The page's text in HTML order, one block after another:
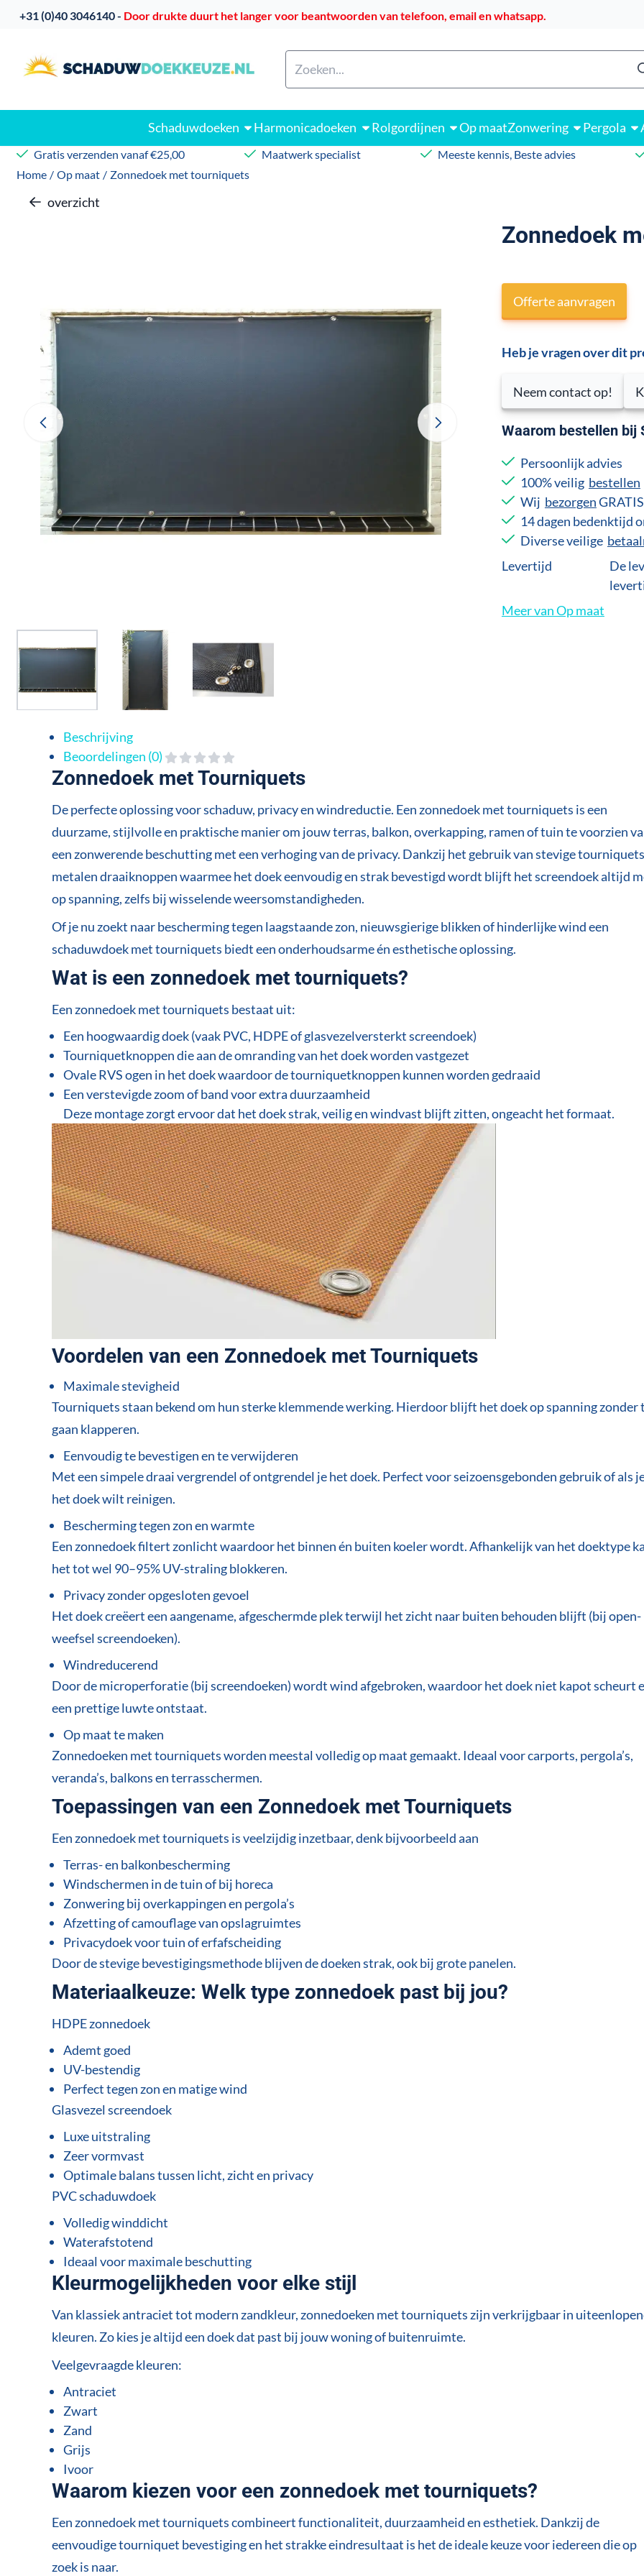
Cookievoorkeuren zijn beschikbaar. Kies instellingen of sta alle cookies toe.
​+31 (0)40 3046140 - Door drukte duurt het langer voor beantwoorden van telefoon, email en whatsapp.
Schaduwdoeken Harmonicadoeken Rolgordijnen Op maatZonwering Pergola
Gratis verzenden vanaf €25,00 Maatwerk specialist
Meeste kennis, Beste advies
Home / Op maat / Zonnedoek met tourniquets
overzicht
Zonnedoek
Offerte aanvragen
Heb je vragen over dit
Neem contact op!
Waarom bestellen bij
Persoonlijk advies
100% veilig bestellen
Wij bezorgen
14 dagen bedenktijd
Diverse veilige
Levertijd
De
Meer van Op maat
Beschrijving
Beoordelingen (0)
Zonnedoek met Tourniquets
De perfecte oplossing voor schaduw, privacy en windreductie. Een zonnedoek met tourniquets is een
duurzame, stijlvolle en praktische manier om jouw terras, balkon, overkapping, ramen of tuin te voorzien
een zonwerende beschutting met een verhoging van de privacy. Dankzij het gebruik van stevige
metalen draaiknoppen waarmee het doek eenvoudig en strak bevestigd wordt blijft het screendoek altijd
op spanning, zelfs bij wisselende weersomstandigheden.
Of je nu zoekt naar bescherming tegen laagstaande zon, nieuwsgierige blikken of hinderlijke wind een
schaduwdoek met tourniquets biedt een onderhoudsarme én esthetische oplossing.
Wat is een zonnedoek met tourniquets?
Een zonnedoek met tourniquets bestaat uit:
Een hoogwaardig doek (vaak PVC, HDPE of glasvezelversterkt screendoek)
Tourniquetknoppen die aan de omranding van het doek worden vastgezet
Ovale RVS ogen in het doek waardoor de tourniquetknoppen kunnen worden gedraaid
Een verstevigde zoom of band voor extra duurzaamheid
Deze montage zorgt ervoor dat het doek strak, veilig en windvast blijft zitten, ongeacht het formaat.
Voordelen van een Zonnedoek met Tourniquets
Maximale stevigheid
Tourniquets staan bekend om hun sterke klemmende werking. Hierdoor blijft het doek op spanning zonder
gaan klapperen.
Eenvoudig te bevestigen en te verwijderen
Met een simpele draai vergrendel of ontgrendel je het doek. Perfect voor seizoensgebonden gebruik of als
het doek wilt reinigen.
Bescherming tegen zon en warmte
Een zonnedoek filtert zonlicht waardoor het binnen én buiten koeler wordt. Afhankelijk van het doektype
het tot wel 90–95% UV-straling blokkeren.
Privacy zonder opgesloten gevoel
Het doek creëert een aangename, afgeschermde plek terwijl het zicht naar buiten behouden blijft (bij open-
weefsel screendoeken).
Windreducerend
Door de microperforatie (bij screendoeken) wordt wind afgebroken, waardoor het doek niet kapot scheurt
een prettige luwte ontstaat.
Op maat te maken
Zonnedoeken met tourniquets worden meestal volledig op maat gemaakt. Ideaal voor carports, pergola’s,
veranda’s, balkons en terrasschermen.
Toepassingen van een Zonnedoek met Tourniquets
Een zonnedoek met tourniquets is veelzijdig inzetbaar, denk bijvoorbeeld aan
Terras- en balkonbescherming
Windschermen in de tuin of bij horeca
Zonwering bij overkappingen en pergola’s
Afzetting of camouflage van opslagruimtes
Privacydoek voor tuin of erfafscheiding
Door de stevige bevestigingsmethode blijven de doeken strak, ook bij grote panelen.
Materiaalkeuze: Welk type zonnedoek past bij jou?
HDPE zonnedoek
Ademt goed
UV-bestendig
Perfect tegen zon en matige wind
Glasvezel screendoek
Luxe uitstraling
Zeer vormvast
Optimale balans tussen licht, zicht en privacy
PVC schaduwdoek
Volledig winddicht
Waterafstotend
Ideaal voor maximale beschutting
Kleurmogelijkheden voor elke stijl
Van klassiek antraciet tot modern zandkleur, zonnedoeken met tourniquets zijn verkrijgbaar in
kleuren. Zo kies je altijd een doek dat past bij jouw woning of buitenruimte.
Veelgevraagde kleuren:
Antraciet
Zwart
Zand
Grijs
Ivoor
Waarom kiezen voor een zonnedoek met tourniquets?
Een zonnedoek met tourniquets combineert functionaliteit, duurzaamheid en esthetiek. Dankzij de
eenvoudige tourniquet bevestiging en het strakke eindresultaat is het de ideale keuze voor iedereen die op
zoek is naar.